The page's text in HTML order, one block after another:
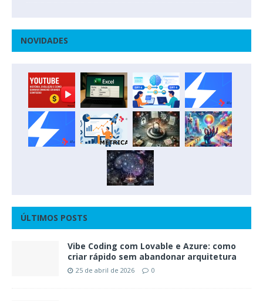
NOVIDADES
ÚLTIMOS POSTS
Vibe Coding com Lovable e Azure: como
criar rápido sem abandonar arquitetura
25 de abril de 2026 0